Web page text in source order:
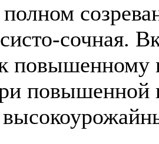
сочная.
повышенному
повышенной